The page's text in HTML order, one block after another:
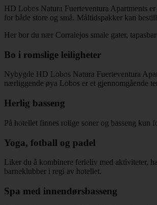
HD Lobos Natura Fuerteventura Apartments
for både store og små. Måltidspakker kan
Her bor du nær Corralejos smale gater,
Bo i romslige leiligheter
Nybygde HD Lobos Natura Fuerteventura
nærliggende øya Lobos er et gjennomgående
Herlig basseng
På hotellet finnes rolige soner og basseng kun
Yoga, fotball og padel
Liker du å kombinere ferieliv med aktiviteter,
barneklubber i regi av hotellet.
Spa med innendørsbasseng